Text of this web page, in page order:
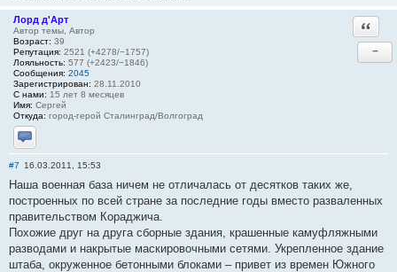
Лорд д'Арт
Автор темы, Автор
Возраст: 39
Репутация: 2521 (+4278/−1757)
Лояльность: 577 (+2423/−1846)
Сообщения: 2045
Зарегистрирован: 28.11.2010
С нами: 15 лет 8 месяцев
Имя: Сергей
Откуда: город-герой Сталинград/Волгоград
Отправить личное сообщение
−
#7 16.03.2011, 15:53
Наша военная база ничем не отличалась от десятков таких же,
построенных по всей стране за последние годы вместо разваленных
правительством Кораджича.
Похожие друг на друга сборные здания, крашенные камуфляжными
разводами и накрытые маскировочными сетями. Укрепленное здание
штаба, окруженное бетонными блоками – привет из времен Южного